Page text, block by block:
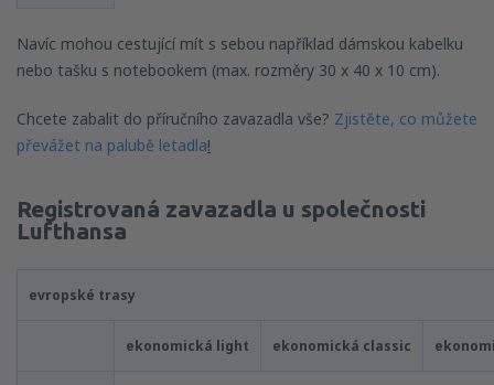
Navíc mohou cestující mít s sebou například dámskou kabelku
nebo tašku s notebookem (max. rozměry 30 x 40 x 10 cm).
Chcete zabalit do příručního zavazadla vše? Zjistěte, co můžete
převážet na palubě letadla!
Registrovaná zavazadla u společnosti
Lufthansa
evropské trasy
ekonomická light ekonomická classic